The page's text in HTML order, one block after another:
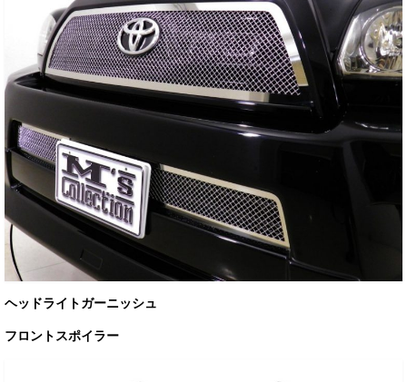
ヘッドライトガーニッシュ
フロントスポイラー